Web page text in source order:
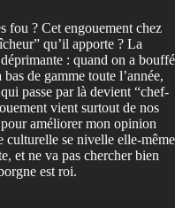
fou ? Cet engouement chez
qu’il apporte ? La
: quand on a bouffé
de gamme toute l’année,
passe par là devient “chef-
vient surtout de nos
améliorer mon opinion
culturelle se nivelle elle-même
et ne va pas chercher bien
est roi.